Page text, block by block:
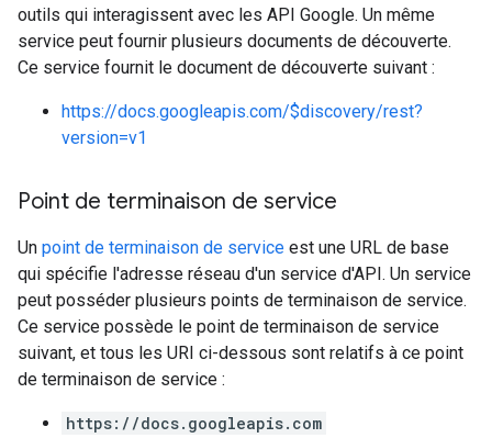
outils qui interagissent avec les API Google. Un même
service peut fournir plusieurs documents de découverte.
Ce service fournit le document de découverte suivant :
https://docs.googleapis.com/$discovery/rest?
version=v1
Point de terminaison de service
Un point de terminaison de service est une URL de base
qui spécifie l'adresse réseau d'un service d'API. Un service
peut posséder plusieurs points de terminaison de service.
Ce service possède le point de terminaison de service
suivant, et tous les URI ci-dessous sont relatifs à ce point
de terminaison de service :
https://docs.googleapis.com